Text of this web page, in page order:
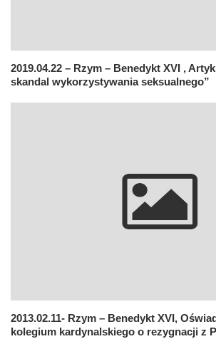
2019.04.22 – Rzym – Benedykt XVI ,
skandal wykorzystywania seksualnego”
2013.02.11- Rzym – Benedykt XVI,
kolegium kardynalskiego o rezygnacji z